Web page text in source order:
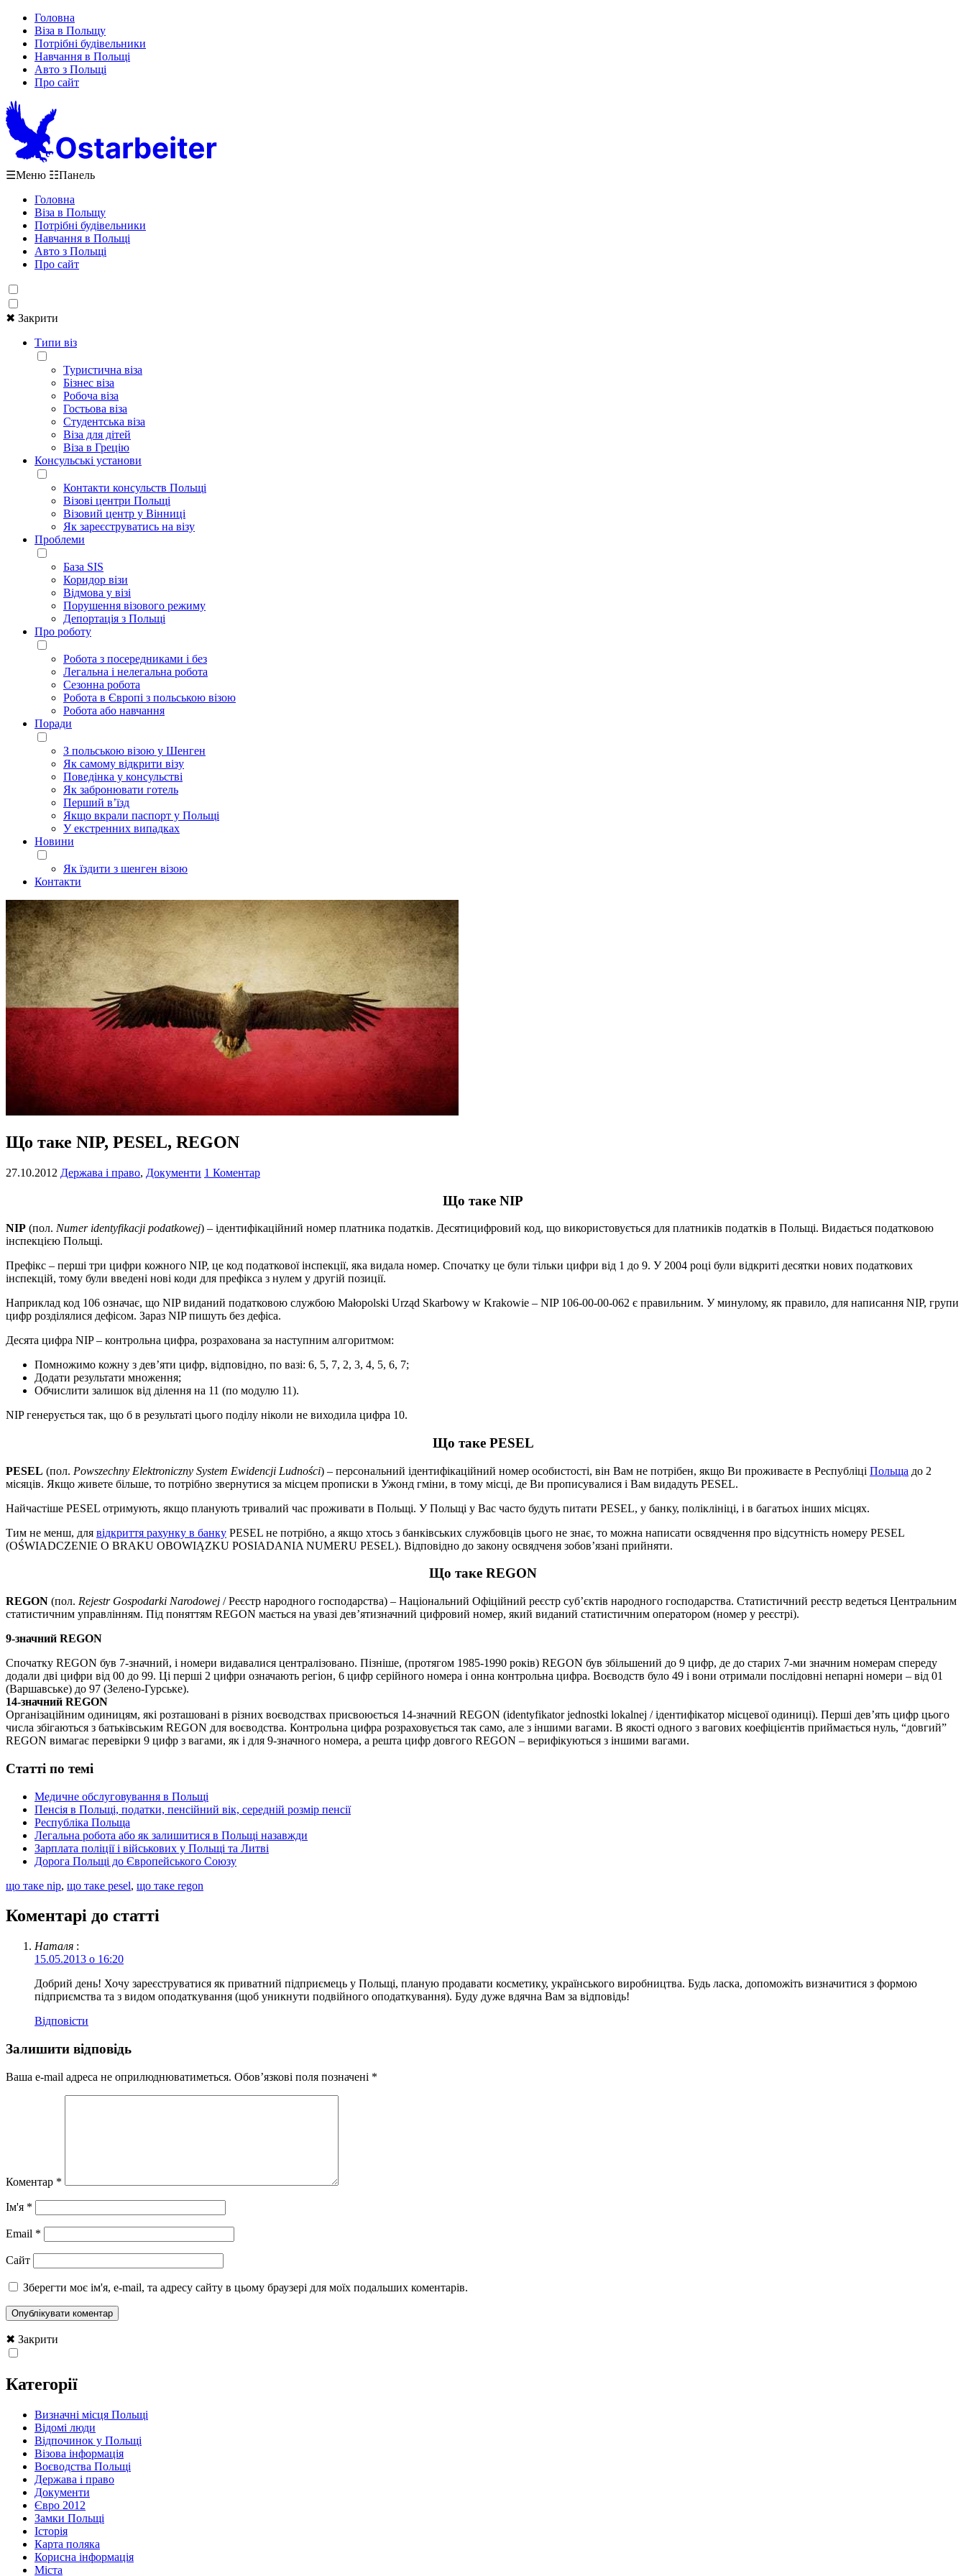
Головна
Віза в Польщу
Потрібні будівельники
Навчання в Польщі
Авто з Польщі
Про сайт
☰Меню ☷Панель
Головна
Віза в Польщу
Потрібні будівельники
Навчання в Польщі
Авто з Польщі
Про сайт
✖ Закрити
Типи віз
Туристична віза
Бізнес віза
Робоча віза
Гостьова віза
Студентська віза
Віза для дітей
Віза в Грецію
Консульські установи
Контакти консульств Польщі
Візові центри Польщі
Візовий центр у Вінниці
Як зареєструватись на візу
Проблеми
База SIS
Коридор візи
Відмова у візі
Порушення візового режиму
Депортація з Польщі
Про роботу
Робота з посередниками і без
Легальна і нелегальна робота
Сезонна робота
Робота в Європі з польською візою
Робота або навчання
Поради
З польською візою у Шенген
Як самому відкрити візу
Поведінка у консульстві
Як забронювати готель
Перший в’їзд
Якщо вкрали паспорт у Польщі
У екстренних випадках
Новини
Як їздити з шенген візою
Контакти
Що таке NIP, PESEL, REGON
27.10.2012 Держава і право, Документи 1 Коментар
Що таке NIP
NIP (пол. Numer identyfikacji podatkowej) – ідентифікаційний номер платника податків. Десятицифровий код, що використовується для платників податків в Польщі. Видається податковою
інспекцією Польщі.
Префікс – перші три цифри кожного NIP, це код податкової інспекції, яка видала номер. Спочатку це були тільки цифри від 1 до 9. У 2004 році були відкриті десятки нових податкових
інспекцій, тому були введені нові коди для префікса з нулем у другій позиції.
Наприклад код 106 означає, що NIP виданий податковою службою Małopolski Urząd Skarbowy w Krakowie – NIP 106-00-00-062 є правильним. У минулому, як правило, для написання NIP, групи
цифр розділялися дефісом. Зараз NIP пишуть без дефіса.
Десята цифра NIP – контрольна цифра, розрахована за наступним алгоритмом:
Помножимо кожну з дев’яти цифр, відповідно, по вазі: 6, 5, 7, 2, 3, 4, 5, 6, 7;
Додати результати множення;
Обчислити залишок від ділення на 11 (по модулю 11).
NIP генерується так, що б в результаті цього поділу ніколи не виходила цифра 10.
Що таке PESEL
PESEL (пол. Powszechny Elektroniczny System Ewidencji Ludności) – персональний ідентифікаційний номер особистості, він Вам не потрібен, якщо Ви проживаєте в Республіці Польща до 2
місяців. Якщо живете більше, то потрібно звернутися за місцем прописки в Ужонд гміни, в тому місці, де Ви прописувалися і Вам видадуть PESEL.
Найчастіше PESEL отримують, якщо планують тривалий час проживати в Польщі. У Польщі у Вас часто будуть питати PESEL, у банку, поліклініці, і в багатьох інших місцях.
Тим не менш, для відкриття рахунку в банку PESEL не потрібно, а якщо хтось з банківських службовців цього не знає, то можна написати освядчення про відсутність номеру PESEL
(OŚWIADCZENIE O BRAKU OBOWIĄZKU POSIADANIA NUMERU PESEL). Відповідно до закону освядченя зобов’язані прийняти.
Що таке REGON
REGON (пол. Rejestr Gospodarki Narodowej / Реєстр народного господарства) – Національний Офіційний реєстр суб’єктів народного господарства. Статистичний реєстр ведеться Центральним
статистичним управлінням. Під поняттям REGON мається на увазі дев’ятизначний цифровий номер, який виданий статистичним оператором (номер у реєстрі).
9-значний REGON
Спочатку REGON був 7-значний, і номери видавалися централізовано. Пізніше, (протягом 1985-1990 років) REGON був збільшений до 9 цифр, де до старих 7-ми значним номерам спереду
додали дві цифри від 00 до 99. Ці перші 2 цифри означають регіон, 6 цифр серійного номера і онна контрольна цифра. Воєводств було 49 і вони отримали послідовні непарні номери – від 01
(Варшавське) до 97 (Зелено-Гурське).
14-значний REGON
Організаційним одиницям, які розташовані в різних воєводствах присвоюється 14-значний REGON (identyfikator jednostki lokalnej / ідентифікатор місцевої одиниці). Перші дев’ять цифр цього
числа збігаються з батьківським REGON для воєводства. Контрольна цифра розраховується так само, але з іншими вагами. В якості одного з вагових коефіцієнтів приймається нуль, “довгий”
REGON вимагає перевірки 9 цифр з вагами, як і для 9-значного номера, а решта цифр довгого REGON – верифікуються з іншими вагами.
Статті по темі
Медичне обслуговування в Польщі
Пенсія в Польщі, податки, пенсійний вік, середній розмір пенсії
Республіка Польща
Легальна робота або як залишитися в Польщі назавжди
Зарплата поліції і військових у Польщі та Литві
Дорога Польщі до Європейського Союзу
що таке nip, що таке pesel, що таке regon
Коментарі до статті
Наталя :
15.05.2013 о 16:20
Добрий день! Хочу зареєструватися як приватний підприємець у Польщі, планую продавати косметику, українського виробництва. Будь ласка, допоможіть визначитися з формою
підприємства та з видом оподаткування (щоб уникнути подвійного оподаткування). Буду дуже вдячна Вам за відповідь!
Відповіcти
Залишити відповідь
Ваша e-mail адреса не оприлюднюватиметься. Обов’язкові поля позначені *
Коментар *
Ім'я *
Email *
Сайт
Зберегти моє ім'я, e-mail, та адресу сайту в цьому браузері для моїх подальших коментарів.
✖ Закрити
Категорії
Визначні місця Польщі
Відомі люди
Відпочинок у Польщі
Візова інформація
Воєводства Польщі
Держава і право
Документи
Євро 2012
Замки Польщі
Історія
Карта поляка
Корисна інформація
Міста